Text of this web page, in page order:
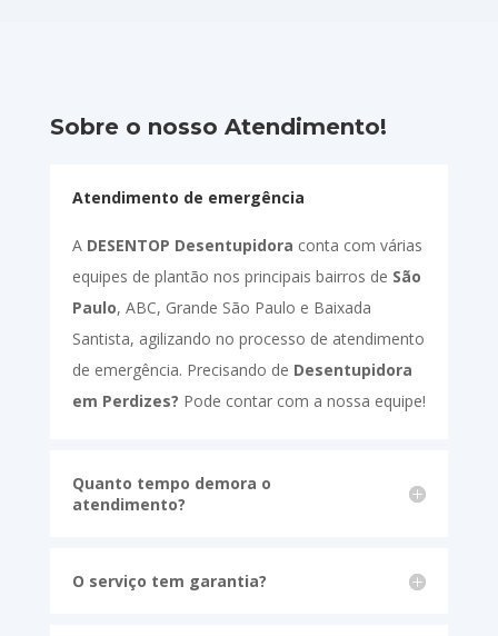
Sobre o nosso Atendimento!
Atendimento de emergência
A DESENTOP Desentupidora conta com várias
equipes de plantão nos principais bairros de São
Paulo, ABC, Grande São Paulo e Baixada
Santista, agilizando no processo de atendimento
de emergência. Precisando de Desentupidora
em Perdizes? Pode contar com a nossa equipe!
Quanto tempo demora o
atendimento?
O serviço tem garantia?